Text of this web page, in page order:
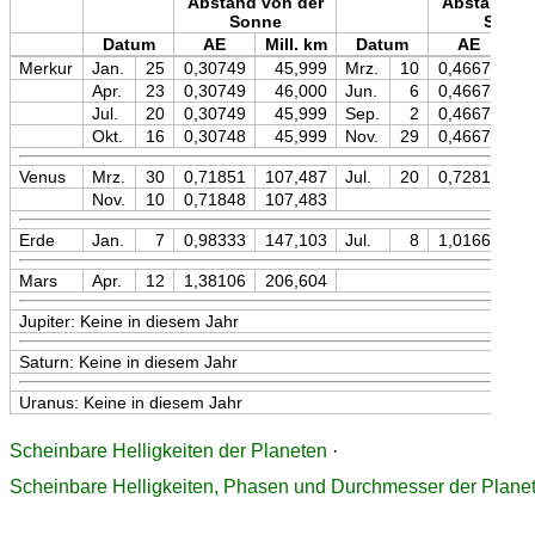
Sonne
Sonne
Datum
AE Mill. km Datum AE
Merkur
Jan. 25 0,30749 45,999 Mrz. 10 0,46671
Apr.
23 0,30749 46,000 Jun. 6 0,46671
Jul.
20 0,30749 45,999 Sep. 2 0,46671
Okt.
16 0,30748 45,999 Nov. 29 0,46671
Venus Mrz. 30 0,71851 107,487 Jul. 20 0,72817
Nov.
10 0,71848 107,483
Erde Jan. 7 0,98333 147,103 Jul. 8 1,01662
Mars Apr. 12 1,38106 206,604
Jupiter: Keine in diesem Jahr
Saturn: Keine in diesem Jahr
Uranus: Keine in diesem Jahr
Scheinbare Helligkeiten der Planeten ·
Scheinbare Helligkeiten, Phasen und Durchmesser der